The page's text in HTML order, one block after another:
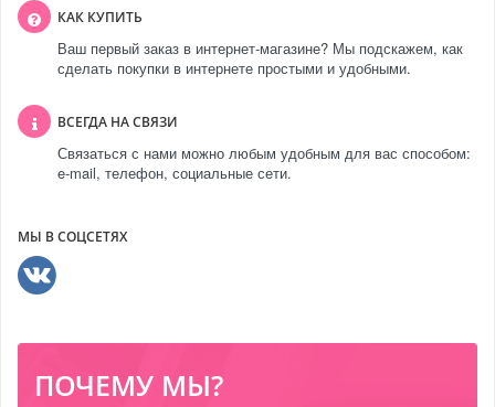
КАК КУПИТЬ
Ваш первый заказ в интернет-магазине? Мы подскажем, как
сделать покупки в интернете простыми и удобными.
ВСЕГДА НА СВЯЗИ
Связаться с нами можно любым удобным для вас способом:
e-mail, телефон, социальные сети.
МЫ В СОЦСЕТЯХ
ПОЧЕМУ МЫ?